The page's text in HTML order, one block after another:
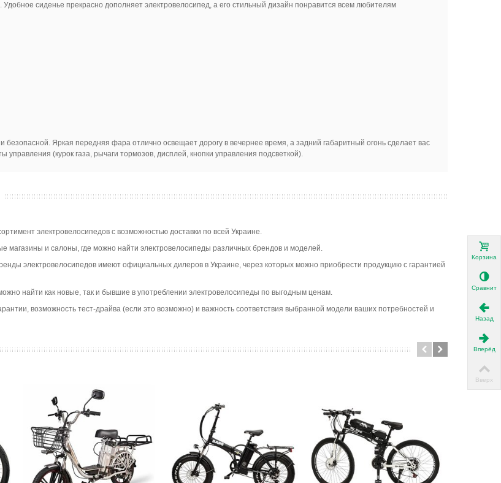
сиденье прекрасно дополняет электровелосипед, а его стильный дизайн понравится всем любителям
безопасной. Яркая передняя фара отлично освещает дорогу в вечернее время, а задний габаритный огонь сделает вас
(курок газа, рычаги тормозов, дисплей, кнопки управления подсветкой).
электровелосипедов с возможностью доставки по всей Украине.
магазины и салоны, где можно найти электровелосипеды различных брендов и моделей.
электровелосипедов имеют официальных дилеров в Украине, через которых можно приобрести продукцию с гарантией
найти как новые, так и бывшие в употреблении электровелосипеды по выгодным ценам.
возможность тест-драйва (если это возможно) и важность соответствия выбранной модели ваших потребностей и
Корзина
Сравнить
Назад
Вперёд
Вверх